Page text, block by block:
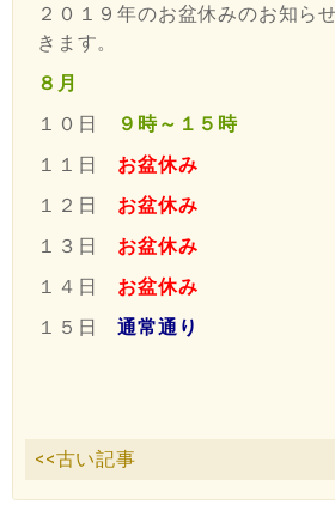
２０１９年のお盆休みのお知ら
きます。
８月
１０日 ９時～１５時
１１日 お盆休み
１２日 お盆休み
１３日 お盆休み
１４日 お盆休み
１５日通常通り
<<古い記事